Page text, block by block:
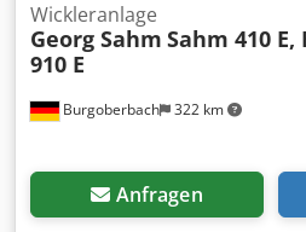
Burgoberbach 322 km
Wickleranlage
Georg Sahm Sahm 410
910 E
Anfragen